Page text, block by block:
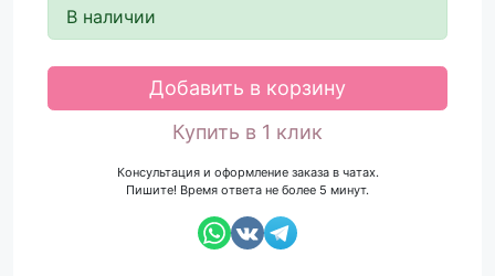
В наличии
Добавить в корзину
Купить в 1 клик
Консультация и оформление заказа в чатах.
Пишите! Время ответа не более 5 минут.